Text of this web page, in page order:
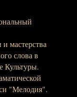
мастерства
слова в
Культуры.
"Мелодия".